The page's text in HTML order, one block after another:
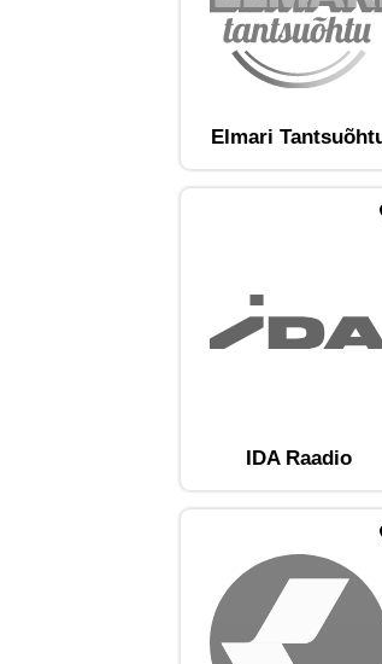
Elmari
IDA Raadio
Lisa raadiojaam
Lisa raadiojaam